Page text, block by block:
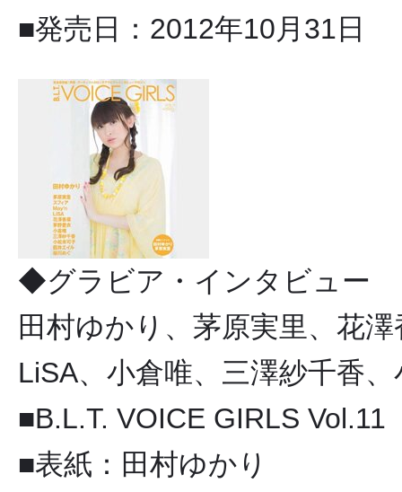
■発売日：2012年10月31日
◆グラビア・インタビュー
田村ゆかり、茅原実里、花
LiSA、小倉唯、三澤紗千香
■B.L.T. VOICE GIRLS Vol.11
■表紙：田村ゆかり